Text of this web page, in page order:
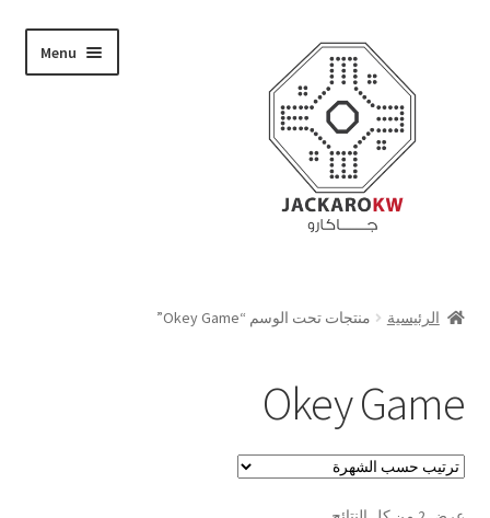
navigation
content
Menu
حسابي
الدفع
الرئيسية منتجات تحت الوسم “Okey Game”
Okey Game